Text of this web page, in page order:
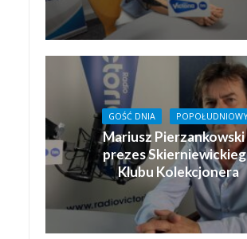
GOŚĆ DNIA
Mariusz Pierzankowski
prezes
Klubu Kolekcjonera